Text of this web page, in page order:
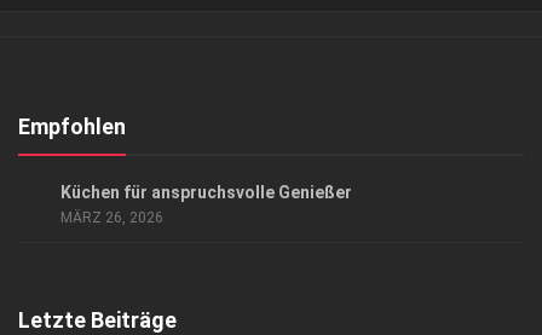
Kontakt, Impressum
Empfohlen
Küchen für anspruchsvolle Genießer
MÄRZ 26, 2026
Letzte Beiträge